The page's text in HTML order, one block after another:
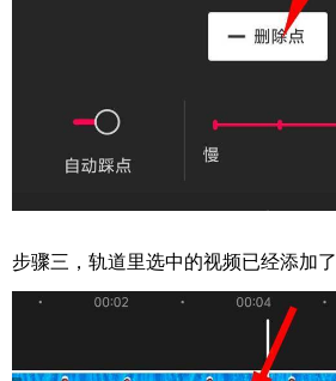
步骤三，轨道里选中的视频已经添加